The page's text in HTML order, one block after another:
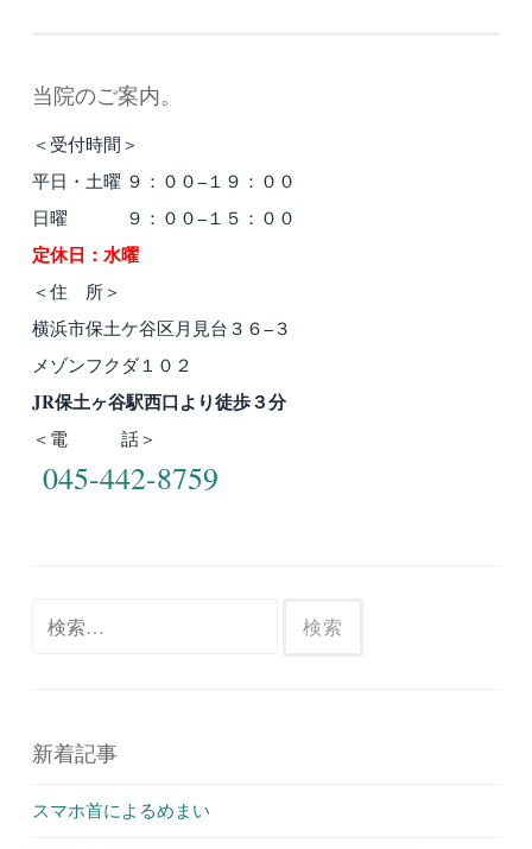
当院のご案内。
＜受付時間＞
平日・土曜 ９：００−１９：００
日曜 ９：００−１５：００
定休日：水曜
＜住 所＞
横浜市保土ケ谷区月見台３６−３
メゾンフクダ１０２
JR保土ヶ谷駅西口より徒歩３分
＜電 話＞
045-442-8759
新着記事
スマホ首によるめまい